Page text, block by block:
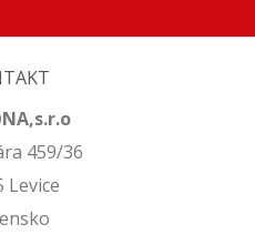
459/36
Levice